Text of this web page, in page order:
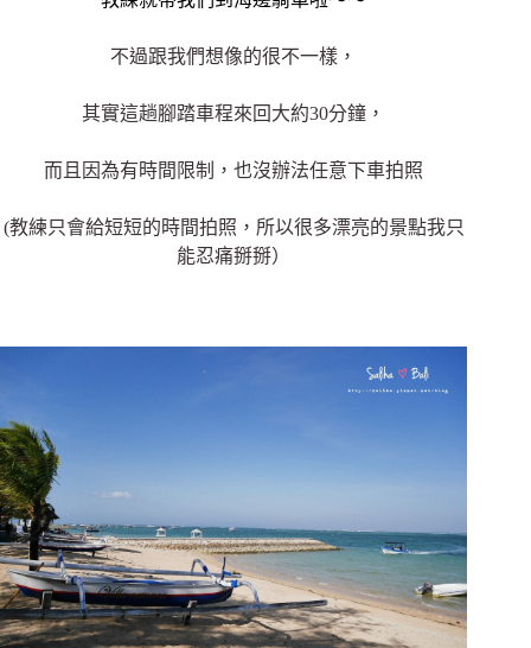
不過跟我們想像的很不一樣，
其實這趟腳踏車程來回大約30分鐘，
而且因為有時間限制，也沒辦法任意下車拍照
(教練只會給短短的時間拍照，所以很多漂亮的景點我只
能忍痛掰掰）